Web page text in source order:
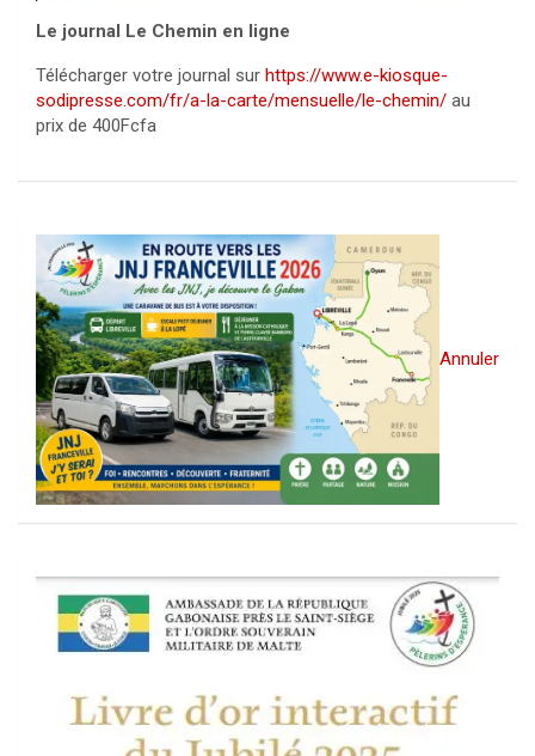
Le journal Le Chemin en ligne
Télécharger votre journal sur https://www.e-kiosque-
sodipresse.com/fr/a-la-carte/mensuelle/le-chemin/ au
prix de 400Fcfa
Annuler